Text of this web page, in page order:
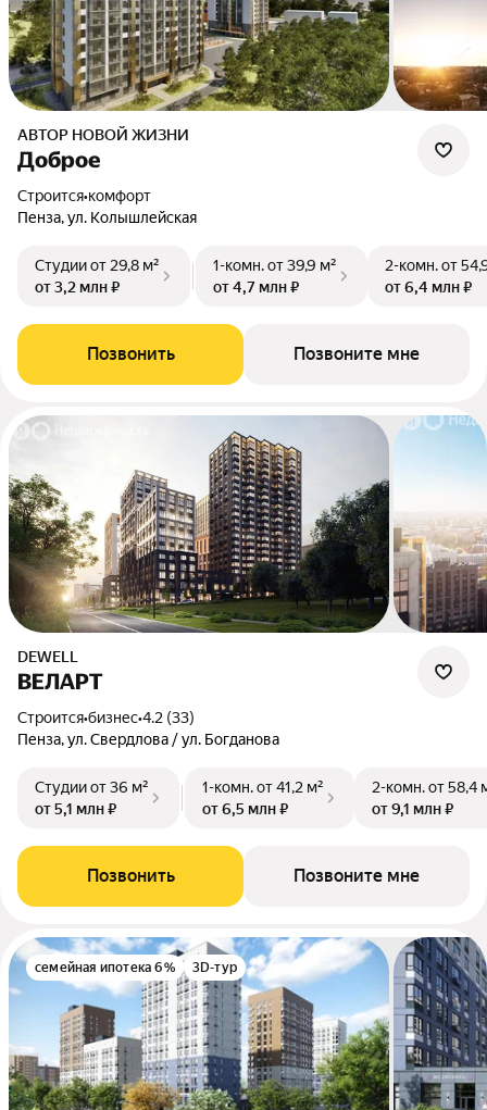
АВТОР НОВОЙ ЖИЗНИ
Доброе
Строится•комфорт
Пенза, ул. Колышлейская
Студииот 29,8 м²
от 3,2 млн ₽
1-комн.от 39,9 м²
от 4,7 млн ₽
2-комн.от
от 6,4 млн ₽
Позвонить Позвоните мне
DEWELL
ВЕЛАРТ
Строится•бизнес•4.2 (33)
Пенза, ул. Свердлова / ул. Богданова
Студииот 36 м²
от 5,1 млн ₽
1-комн.от 41,2 м²
от 6,5 млн ₽
2-комн.от 58,4
от 9,1 млн ₽
Позвонить Позвоните мне
семейная ипотека 6% 3D-тур